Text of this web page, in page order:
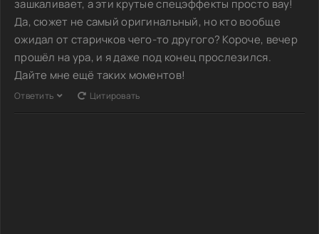
зашкаливает, а эти крутые спецэффекты просто вау!
Да, сюжет не самый оригинальный, но кто вообще
ожидал от старичков чего-то другого? Короче, вечер
прошёл на ура, и я даже под конец прослезился.
Дайте мне ещё таких моментов!
Ответить Цитировать